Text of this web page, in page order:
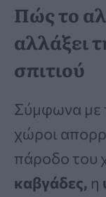
Πώς το
αλλάξει
σπιτιού
Σύμφωνα με
χώροι
πάροδο του
καβγάδες, η